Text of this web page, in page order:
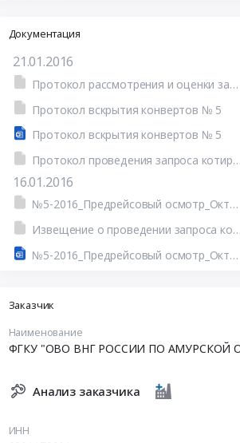
Документация
21.01.2016
Протокол рассмотрения и оценки заявок на участие в запросе котировок от 21.01.2016 №П1
Протокол вскрытия конвертов № 5
Протокол вскрытия конвертов № 5
Протокол проведения запроса котировок от 21.01.2016 №П1 (Печатная форма)
16.01.2016
№5-2016_Предрейсовый осмотр_Октябрьский филиал.doc
Извещение о проведении запроса котировок от 16.01.2016 №0123100008616000006 (Печатная форма)
№5-2016_Предрейсовый осмотр_Октябрьский филиал.doc
Заказчик
Наименование
ФГКУ "ОВО ВНГ РОССИИ ПО АМУРСКОЙ
Анализ заказчика
ИНН